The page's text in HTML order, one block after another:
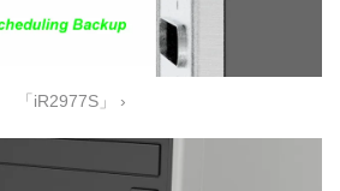
「iR2977S」 ›